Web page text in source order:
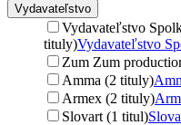
Vydavateľstvo
Vydavateľstvo
tituly)Vydavateľstvo
Zum Zum
Amma (2 tituly)
Armex (2 tituly)
Slovart (1 titul)